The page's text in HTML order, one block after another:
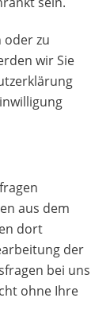
oder zu
wir Sie
aus dem
dort
der
bei uns
ohne Ihre